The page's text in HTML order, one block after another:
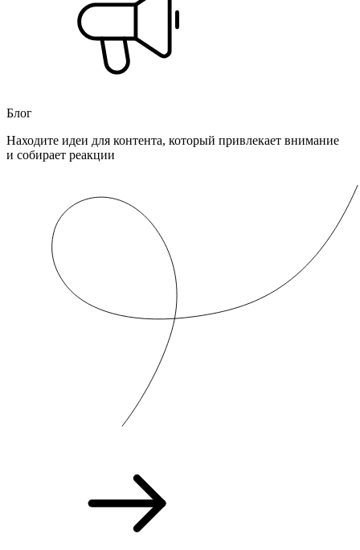
Блог
Находите идеи для контента, который привлекает внимание
и собирает реакции